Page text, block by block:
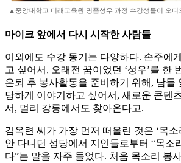
▲중앙대학교 미래교육원 명품성우 과정 수강생들이 오
마이크 앞에서 다시 시작한 사람들
이외에도 수강 동기는 다양하다. 손주에
고 싶어서, 오래전 꿈이었던 ‘성우’를 한
은퇴 후 봉사활동을 준비하기 위해, 남들
당하게 이야기하고 싶어서, 새로운 콘텐
서, 멀리 강릉에서도 찾아온다고.
김옥련 씨가 가장 먼저 떠올린 것은 ‘목
안 다니던 성당에서 지인들로부터 “목소
다”는 말을 자주 들었다. 처음 목소리 봉